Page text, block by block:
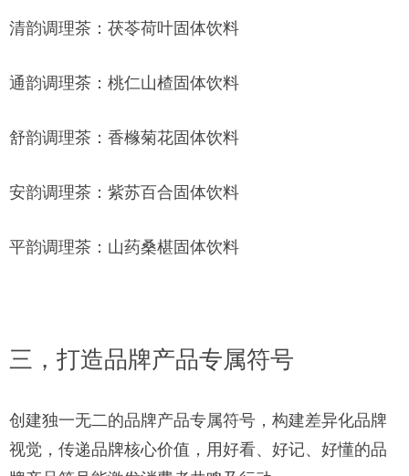
清韵调理茶：茯苓荷叶固体饮料
通韵调理茶：桃仁山楂固体饮料
舒韵调理茶：香橼菊花固体饮料
安韵调理茶：紫苏百合固体饮料
平韵调理茶：山药桑椹固体饮料
三，打造品牌产品专属符号
创建独一无二的品牌产品专属符号，构建差异化品牌
视觉，传递品牌核心价值，用好看、好记、好懂的品